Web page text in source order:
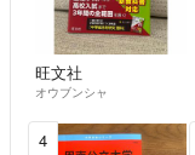
旺文社
オウブンシャ
4